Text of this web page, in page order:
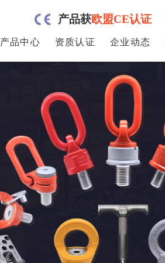
产品获欧盟CE认证
产品中心 资质认证 企业动态